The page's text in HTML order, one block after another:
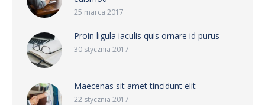
25 marca 2017
Proin ligula iaculis quis ornare id purus
30 stycznia 2017
Maecenas sit amet tincidunt elit
22 stycznia 2017